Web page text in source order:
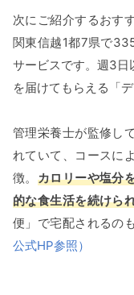
次にご紹介するおす
関東信越1都7県で
サービスです。週3日
を届けてもらえる「
管理栄養士が監修し
れていて、コースに
徴。 カロリーや塩分
的な食生活を続けら
便」で宅配されるの
公式HP参照）